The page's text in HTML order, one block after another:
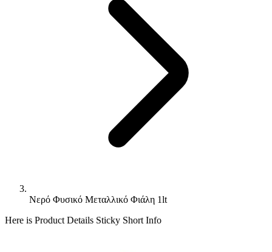
Νερό Φυσικό Μεταλλικό Φιάλη 1lt
Here is Product Details Sticky Short Info